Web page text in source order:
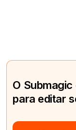
O
para editar